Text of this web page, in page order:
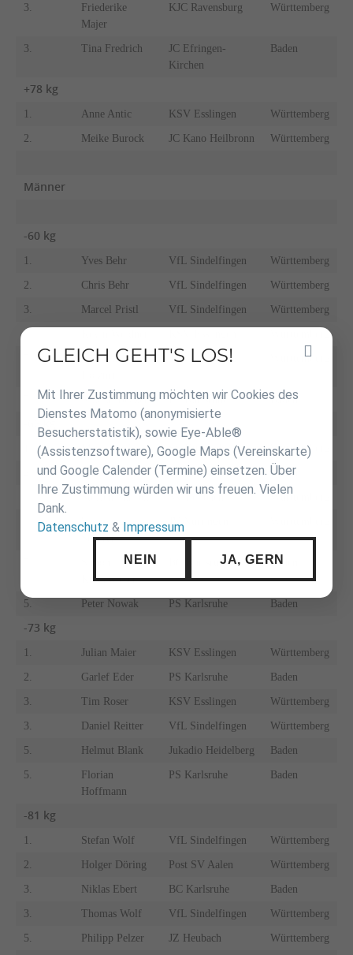
3.
Friederike
Majer
KJC Ravensburg Württemberg
3. Tina Fredrich
JC Efringen-
Kirchen
Baden
+78 kg
1. Anne Antic KSV Esslingen Württemberg
2. Meike Burock JC Kano Heilbronn Württemberg
Männer
-60 kg
1. Yves Behr VfL Sindelfingen Württemberg
2. Chris Behr VfL Sindelfingen Württemberg
3. Marcel Pristl VfL Sindelfingen Württemberg
3. Württemberg
Benedikt
TSG Backnang Württemberg
Nikolai Becker PS Karlsruhe Baden
Mario Häckel SS Kustusch Württemberg
Karim Unser BC Karlsruhe Baden
Steffen Marlok SV Fellbach Württemberg
Wolfgang
Scherer
Kreuzwieser
BC Karlsruhe Baden
5. Peter Nowak PS Karlsruhe Baden
-73 kg
1. Julian Maier KSV Esslingen Württemberg
2. Garlef Eder PS Karlsruhe Baden
3. Tim Roser KSV Esslingen Württemberg
3. Daniel Reitter VfL Sindelfingen Württemberg
5. Helmut Blank Jukadio Heidelberg Baden
5.
Florian
Hoffmann
PS Karlsruhe Baden
-81 kg
1. Stefan Wolf VfL Sindelfingen Württemberg
2. Holger Döring Post SV Aalen Württemberg
3. Niklas Ebert BC Karlsruhe Baden
3. Thomas Wolf VfL Sindelfingen Württemberg
5. Philipp Pelzer JZ Heubach Württemberg
Inhalt
GLEICH GEHT'S LOS!
Mit Ihrer Zustimmung möchten wir Cookies des
Dienstes Matomo (anonymisierte
Besucherstatistik), sowie Eye-Able®
(Assistenzsoftware), Google Maps (Vereinskarte)
und Google Calender (Termine) einsetzen. Über
Ihre Zustimmung würden wir uns freuen. Vielen
Dank.
Datenschutz & Impressum
NEIN JA, GERN